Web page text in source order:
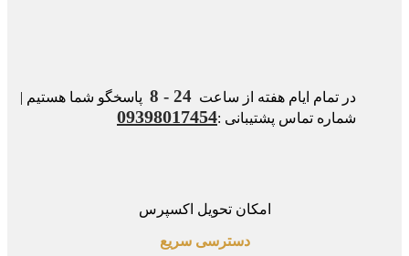
در تمام ایام هفته از ساعت24 - 8
پاسخگو شما هستیم |
شماره تماس پشتیبانی :09398017454
امکان تحویل اکسپرس
دسترسی سریع